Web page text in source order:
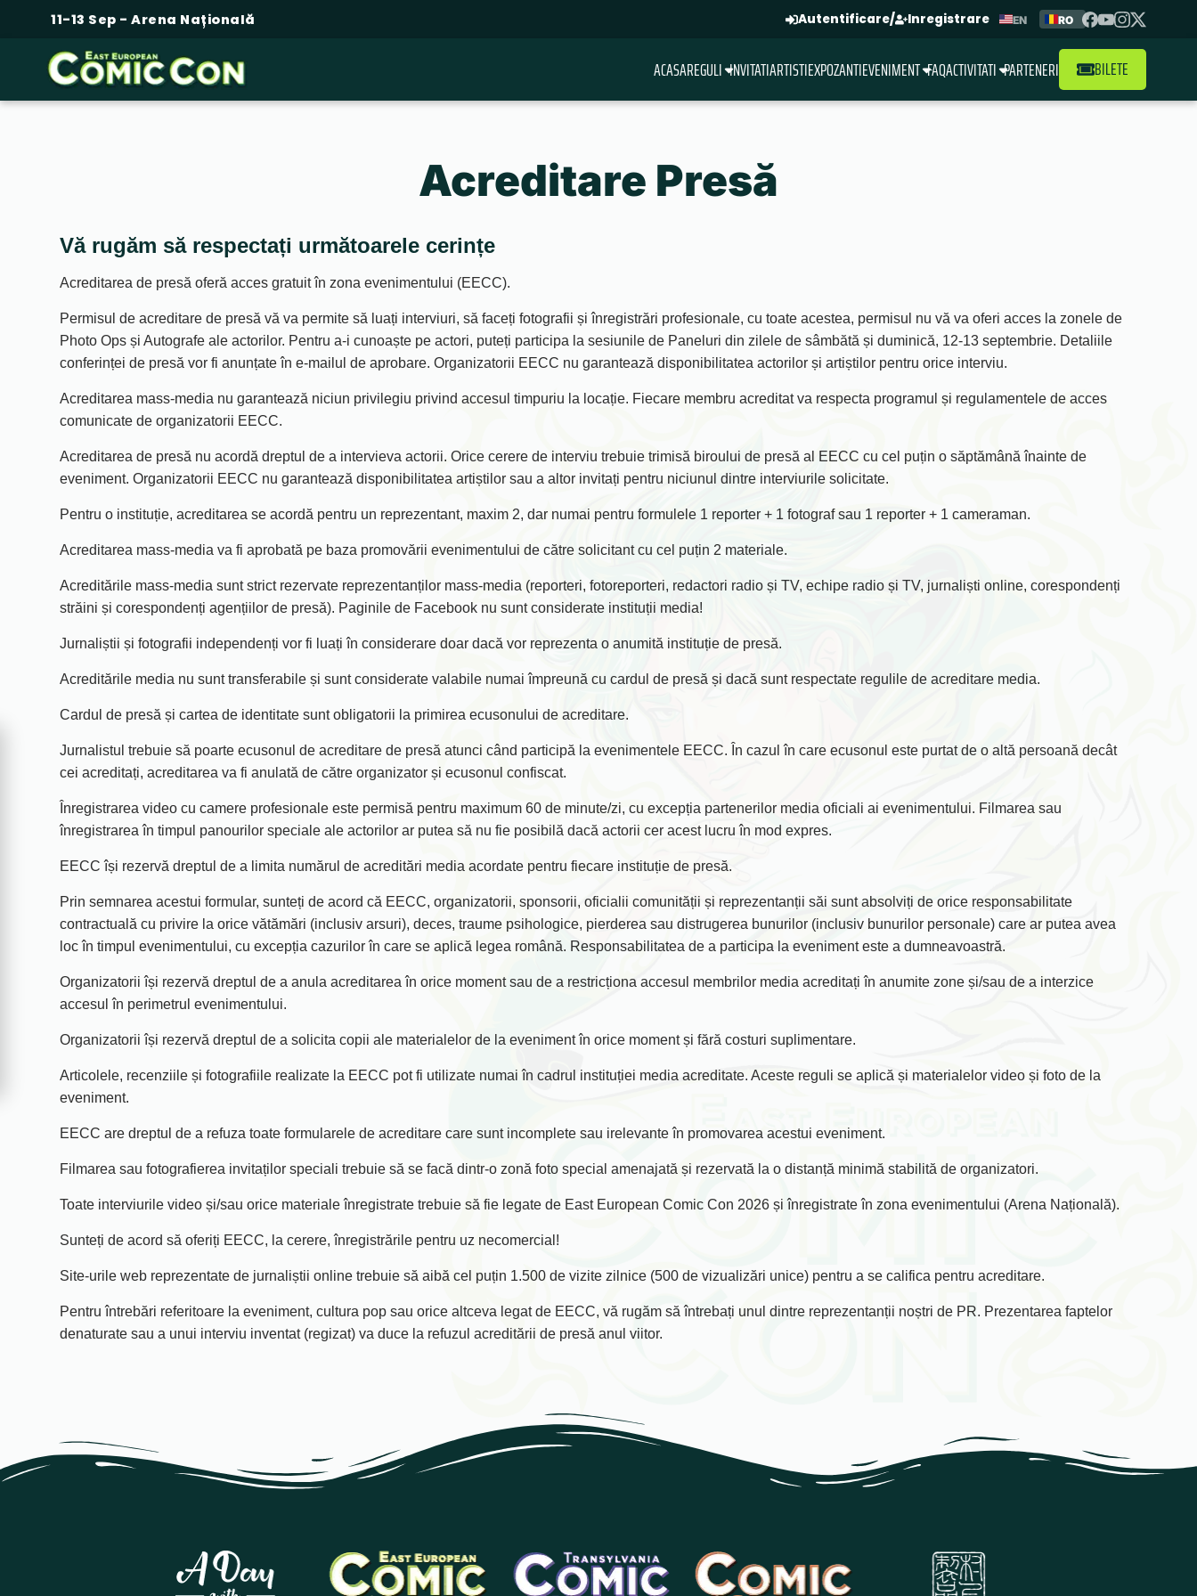
11-13 Sep - Arena Națională Autentificare/ Inregistrare EN RO
ACASAREGULI INVITATIARTISTIEXPOZANTIEVENIMENT FAQACTIVITATI PARTENERI BILETE
Acreditare Presă
Vă rugăm să respectați următoarele cerințe
Acreditarea de presă oferă acces gratuit în zona evenimentului (EECC).
Permisul de acreditare de presă vă va permite să luați interviuri, să faceți fotografii și înregistrări profesionale, cu toate acestea, permisul nu vă va oferi acces la zonele de
Photo Ops și Autografe ale actorilor. Pentru a-i cunoaște pe actori, puteți participa la sesiunile de Paneluri din zilele de sâmbătă și duminică, 12-13 septembrie. Detaliile
conferinței de presă vor fi anunțate în e-mailul de aprobare. Organizatorii EECC nu garantează disponibilitatea actorilor și artiștilor pentru orice interviu.
Acreditarea mass-media nu garantează niciun privilegiu privind accesul timpuriu la locație. Fiecare membru acreditat va respecta programul și regulamentele de acces
comunicate de organizatorii EECC.
Acreditarea de presă nu acordă dreptul de a intervieva actorii. Orice cerere de interviu trebuie trimisă biroului de presă al EECC cu cel puțin o săptămână înainte de
eveniment. Organizatorii EECC nu garantează disponibilitatea artiștilor sau a altor invitați pentru niciunul dintre interviurile solicitate.
Pentru o instituție, acreditarea se acordă pentru un reprezentant, maxim 2, dar numai pentru formulele 1 reporter + 1 fotograf sau 1 reporter + 1 cameraman.
Acreditarea mass-media va fi aprobată pe baza promovării evenimentului de către solicitant cu cel puțin 2 materiale.
Acreditările mass-media sunt strict rezervate reprezentanților mass-media (reporteri, fotoreporteri, redactori radio și TV, echipe radio și TV, jurnaliști online, corespondenți
străini și corespondenți agențiilor de presă). Paginile de Facebook nu sunt considerate instituții media!
Jurnaliștii și fotografii independenți vor fi luați în considerare doar dacă vor reprezenta o anumită instituție de presă.
Acreditările media nu sunt transferabile și sunt considerate valabile numai împreună cu cardul de presă și dacă sunt respectate regulile de acreditare media.
Cardul de presă și cartea de identitate sunt obligatorii la primirea ecusonului de acreditare.
Jurnalistul trebuie să poarte ecusonul de acreditare de presă atunci când participă la evenimentele EECC. În cazul în care ecusonul este purtat de o altă persoană decât
cei acreditați, acreditarea va fi anulată de către organizator și ecusonul confiscat.
Înregistrarea video cu camere profesionale este permisă pentru maximum 60 de minute/zi, cu excepția partenerilor media oficiali ai evenimentului. Filmarea sau
înregistrarea în timpul panourilor speciale ale actorilor ar putea să nu fie posibilă dacă actorii cer acest lucru în mod expres.
EECC își rezervă dreptul de a limita numărul de acreditări media acordate pentru fiecare instituție de presă.
Prin semnarea acestui formular, sunteți de acord că EECC, organizatorii, sponsorii, oficialii comunității și reprezentanții săi sunt absolviți de orice responsabilitate
contractuală cu privire la orice vătămări (inclusiv arsuri), deces, traume psihologice, pierderea sau distrugerea bunurilor (inclusiv bunurilor personale) care ar putea avea
loc în timpul evenimentului, cu excepția cazurilor în care se aplică legea română. Responsabilitatea de a participa la eveniment este a dumneavoastră.
Organizatorii își rezervă dreptul de a anula acreditarea în orice moment sau de a restricționa accesul membrilor media acreditați în anumite zone și/sau de a interzice
accesul în perimetrul evenimentului.
Organizatorii își rezervă dreptul de a solicita copii ale materialelor de la eveniment în orice moment și fără costuri suplimentare.
Articolele, recenziile și fotografiile realizate la EECC pot fi utilizate numai în cadrul instituției media acreditate. Aceste reguli se aplică și materialelor video și foto de la
eveniment.
EECC are dreptul de a refuza toate formularele de acreditare care sunt incomplete sau irelevante în promovarea acestui eveniment.
Filmarea sau fotografierea invitaților speciali trebuie să se facă dintr-o zonă foto special amenajată și rezervată la o distanță minimă stabilită de organizatori.
Toate interviurile video și/sau orice materiale înregistrate trebuie să fie legate de East European Comic Con 2026 și înregistrate în zona evenimentului (Arena Națională).
Sunteți de acord să oferiți EECC, la cerere, înregistrările pentru uz necomercial!
Site-urile web reprezentate de jurnaliștii online trebuie să aibă cel puțin 1.500 de vizite zilnice (500 de vizualizări unice) pentru a se califica pentru acreditare.
Pentru întrebări referitoare la eveniment, cultura pop sau orice altceva legat de EECC, vă rugăm să întrebați unul dintre reprezentanții noștri de PR. Prezentarea faptelor
denaturate sau a unui interviu inventat (regizat) va duce la refuzul acreditării de presă anul viitor.